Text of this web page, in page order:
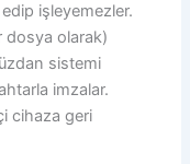
edip işleyemezler.
dosya olarak)
sistemi
imzalar.
cihaza geri